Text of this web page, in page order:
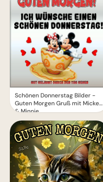
Schönen Donnerstag Bilder -
Guten Morgen Gruß mit Mickey
& Minnie